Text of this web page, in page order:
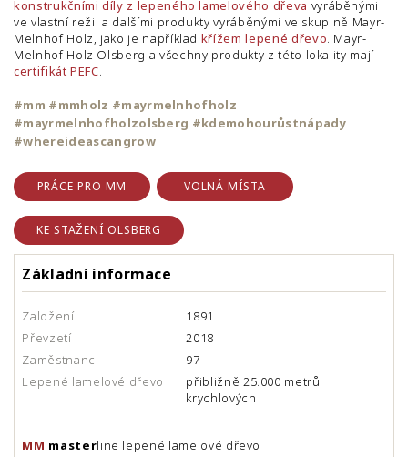
konstrukčními díly z lepeného lamelového dřeva vyráběnými
ve vlastní režii a dalšími produkty vyráběnými ve skupině Mayr-
Melnhof Holz, jako je například křížem lepené dřevo. Mayr-
Melnhof Holz Olsberg a všechny produkty z této lokality mají
certifikát PEFC.
#mm #mmholz #mayrmelnhofholz
#mayrmelnhofholzolsberg #kdemohourůstnápady
#whereideascangrow
PRÁCE PRO MM VOLNÁ MÍSTA
KE STAŽENÍ OLSBERG
Základní informace
Založení
1891
Převzetí
2018
Zaměstnanci
97
Lepené lamelové dřevo
přibližně 25.000 metrů
krychlových
MM masterline lepené lamelové dřevo